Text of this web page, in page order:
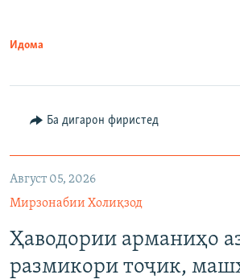
Идома
Ба дигарон фиристед
Август 05, 2026
Мирзонабии Холиқзод
Ҳаводории арманиҳо
размикори тоҷик,